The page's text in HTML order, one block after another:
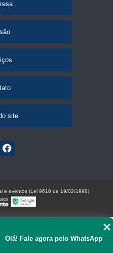
site
Olá! Fale agora pelo WhatsApp
e eventos (Lei 9610 de 19/02/1998)